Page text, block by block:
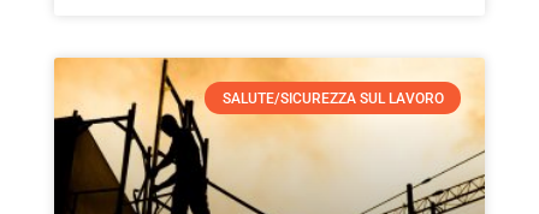
SALUTE/SICUREZZA SUL LAVORO